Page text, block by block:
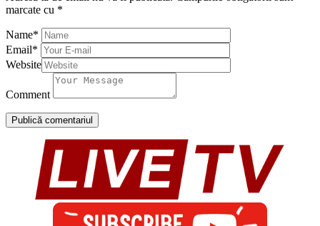
marcate cu *
Name*
Email*
Website
Comment